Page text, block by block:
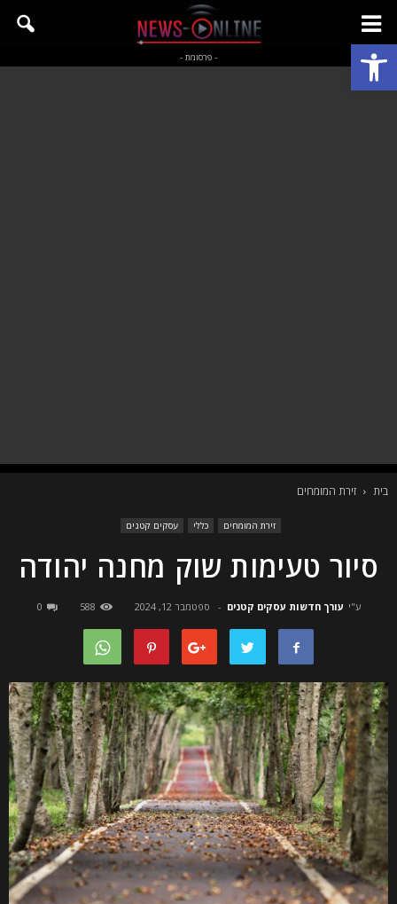
פתח סרגל נגישות - פרסומת -
בית זירת המומחים
זירת המומחים כללי עסקים קטנים
סיור טעימות שוק מחנה יהודה
ע"י עורך חדשות עסקים קטנים - ספטמבר 12, 2024 588
0